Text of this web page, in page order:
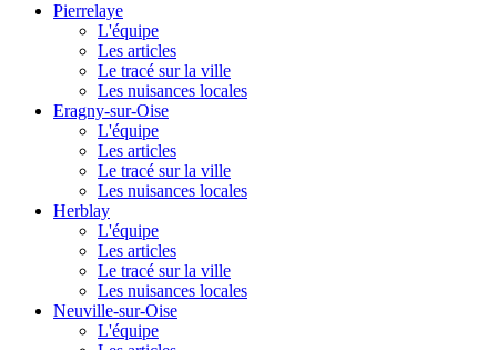
Pierrelaye
L'équipe
Les articles
Le tracé sur la ville
Les nuisances locales
Eragny-sur-Oise
L'équipe
Les articles
Le tracé sur la ville
Les nuisances locales
Herblay
L'équipe
Les articles
Le tracé sur la ville
Les nuisances locales
Neuville-sur-Oise
L'équipe